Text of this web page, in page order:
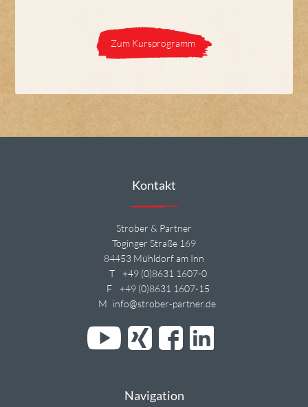
Zum Kursprogramm
Kontakt
Strober & Partner
Töginger Straße 169
84453 Mühldorf am Inn
T
+49 (0)8631 1607-0
F
+49 (0)8631 1607-15
M info@strober-partner.de
Navigation